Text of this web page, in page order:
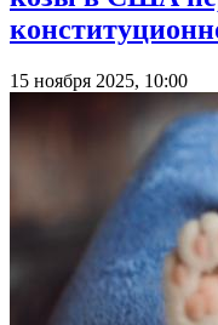
15 ноября 2025, 10:00